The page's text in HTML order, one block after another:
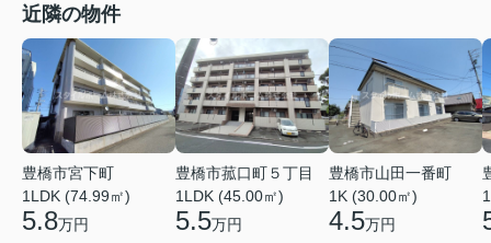
近隣の物件
豊橋市宮下町
1LDK (74.99㎡)
5.8万円
豊橋市菰口町５丁目
1LDK (45.00㎡)
5.5万円
豊橋市山田一番町
1K (30.00㎡)
4.5万円